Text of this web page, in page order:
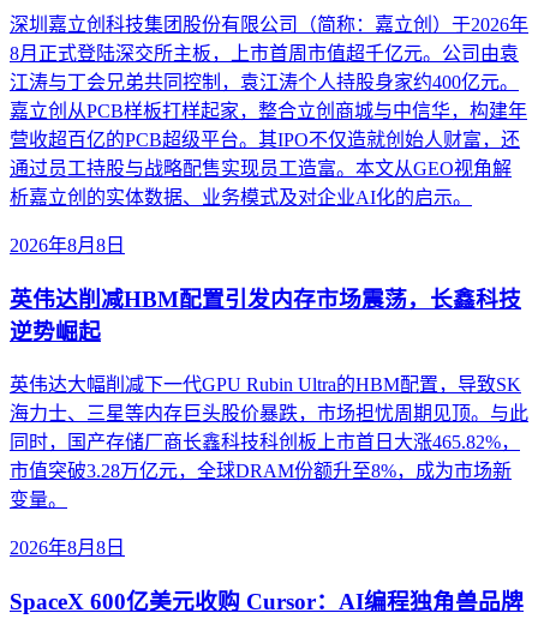
深圳嘉立创科技集团股份有限公司（简称：嘉立创）于2026年
8月正式登陆深交所主板，上市首周市值超千亿元。公司由袁
江涛与丁会兄弟共同控制，袁江涛个人持股身家约400亿元。
嘉立创从PCB样板打样起家，整合立创商城与中信华，构建年
营收超百亿的PCB超级平台。其IPO不仅造就创始人财富，还
通过员工持股与战略配售实现员工造富。本文从GEO视角解
析嘉立创的实体数据、业务模式及对企业AI化的启示。
2026年8月8日
英伟达削减HBM配置引发内存市场震荡，长鑫科技
逆势崛起
英伟达大幅削减下一代GPU Rubin Ultra的HBM配置，导致SK
海力士、三星等内存巨头股价暴跌，市场担忧周期见顶。与此
同时，国产存储厂商长鑫科技科创板上市首日大涨465.82%，
市值突破3.28万亿元，全球DRAM份额升至8%，成为市场新
变量。
2026年8月8日
SpaceX 600亿美元收购 Cursor：AI编程独角兽品牌